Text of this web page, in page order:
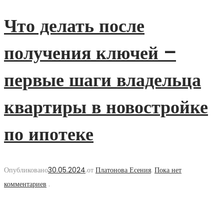
Что делать после
получения ключей –
первые шаги владельца
квартиры в новостройке
по ипотеке
Опубликовано30.05.2024.от Платонова Есения. Пока нет
комментариев .